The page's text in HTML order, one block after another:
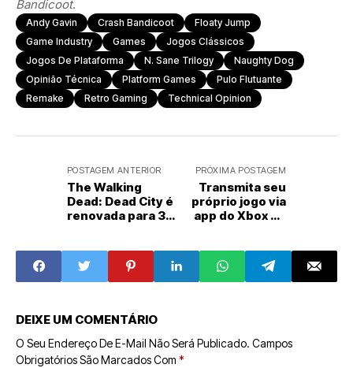
Bandicoot.
Andy Gavin Crash Bandicoot
Floaty Jump
Game Industry
Games
Jogos Clássicos
Jogos De Plataforma
N. Sane Trilogy
Naughty Dog
Opinião Técnica
Platform Games
Pulo Flutuante
Remake
Retro Gaming Technical Opinion
POSTAGEM ANTERIOR
The Walking
Dead: Dead City é
renovada para 3ª
PRÓXIMA POSTAGEM
Transmita seu
próprio jogo via
app do Xbox no
DEIXE UM COMENTÁRIO
O Seu Endereço De E-Mail Não Será Publicado. Campos
Obrigatórios São Marcados Com *